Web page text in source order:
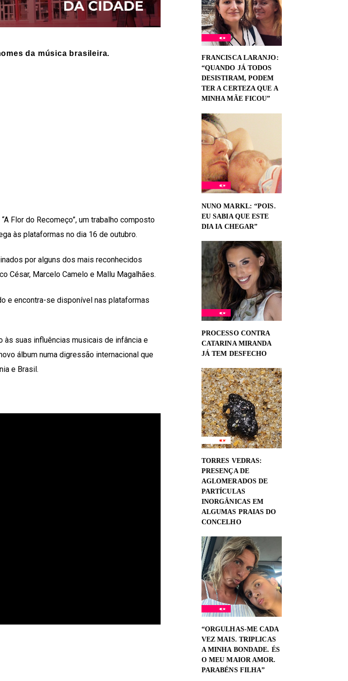
da música brasileira.
Flor do Recomeço”, um trabalho composto
às plataformas no dia 16 de outubro.
por alguns dos mais reconhecidos
César, Marcelo Camelo e Mallu Magalhães.
e encontra-se disponível nas plataformas
às suas influências musicais de infância e
álbum numa digressão internacional que
e Brasil.
FRANCISCA LARANJO:
“QUANDO JÁ TODOS
DESISTIRAM, PODEM
TER A CERTEZA QUE A
MINHA MÃE FICOU”
NUNO MARKL: “POIS.
EU SABIA QUE ESTE
DIA IA CHEGAR”
PROCESSO CONTRA
CATARINA MIRANDA
JÁ TEM DESFECHO
TORRES VEDRAS:
PRESENÇA DE
AGLOMERADOS DE
PARTÍCULAS
INORGÂNICAS EM
ALGUMAS PRAIAS DO
CONCELHO
“ORGULHAS-ME CADA
VEZ MAIS. TRIPLICAS
A MINHA BONDADE. ÉS
O MEU MAIOR AMOR.
PARABÉNS FILHA”